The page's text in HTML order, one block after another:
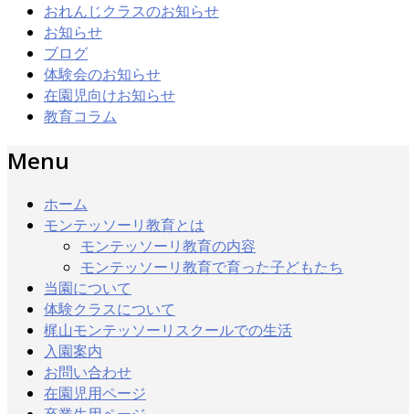
おれんじクラスのお知らせ
お知らせ
ブログ
体験会のお知らせ
在園児向けお知らせ
教育コラム
Menu
ホーム
モンテッソーリ教育とは
モンテッソーリ教育の内容
モンテッソーリ教育で育った子どもたち
当園について
体験クラスについて
梶山モンテッソーリスクールでの生活
入園案内
お問い合わせ
在園児用ページ